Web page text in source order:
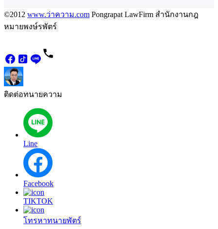
©2012 www.ว่าความ.com Pongrapat LawFirm สำนักงานกฎ
หมายพงษ์รพัตร์
ติดต่อทนายความ
Line
Facebook
TIKTOK
โทรหาทนายพัตร์